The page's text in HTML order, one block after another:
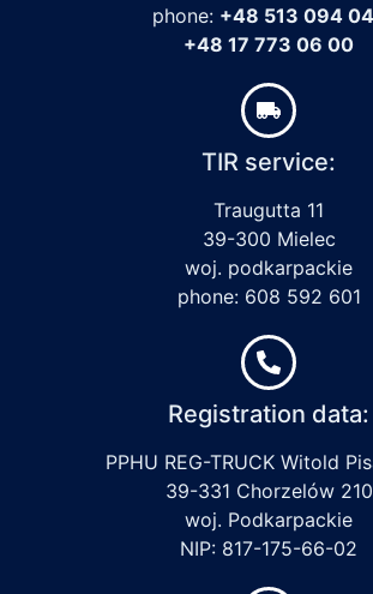
phone: +48 513 094
+48 17 773 06 00
TIR service:
Traugutta 11
39-300 Mielec
woj. podkarpackie
phone: 608 592 601
Registration data:
PPHU REG-TRUCK Witold
39-331 Chorzelów 210
woj. Podkarpackie
NIP: 817-175-66-02